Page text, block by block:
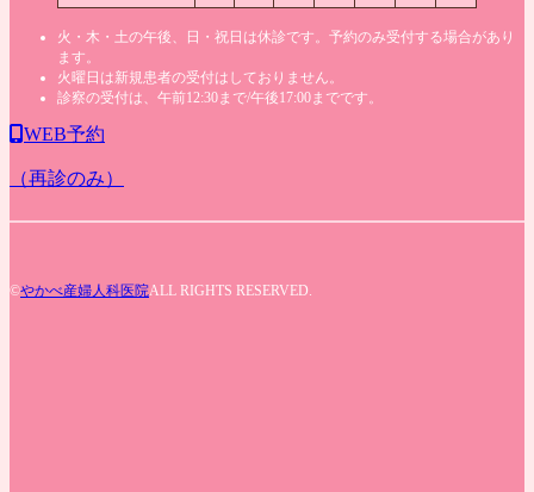
火・木・土の午後、日・祝日は休診です。予約のみ受付する場合があり
ます。
火曜日は新規患者の受付はしておりません。
診察の受付は、午前12:30まで/午後17:00までです。
WEB予約
（再診のみ）
©やかべ産婦人科医院ALL RIGHTS RESERVED.